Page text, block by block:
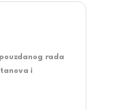
pouzdanog rada
i